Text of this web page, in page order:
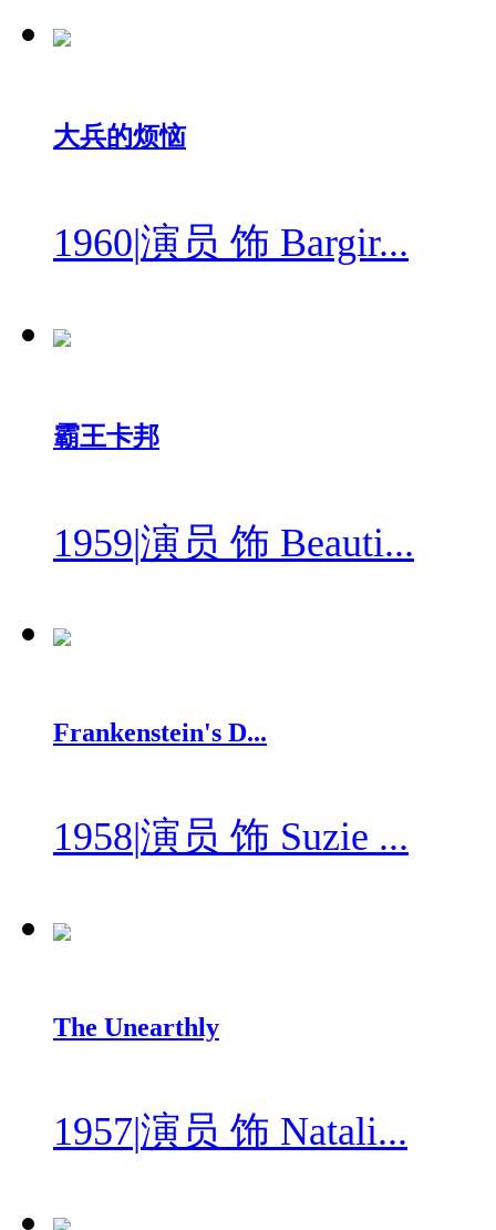
大兵的烦恼
1960|演员 饰 Bargir...
霸王卡邦
1959|演员 饰 Beauti...
Frankenstein's D...
1958|演员 饰 Suzie ...
The Unearthly
1957|演员 饰 Natali...